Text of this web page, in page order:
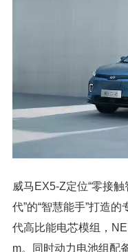
威马EX5-Z定位“零接
代”的“智慧能手”打造
代高比能电芯模组，
m。同时动力电池组配